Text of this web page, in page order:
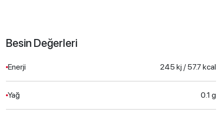
Besin Değerleri
Enerji 245 kj / 57.7 kcal
Yağ 0.1 g